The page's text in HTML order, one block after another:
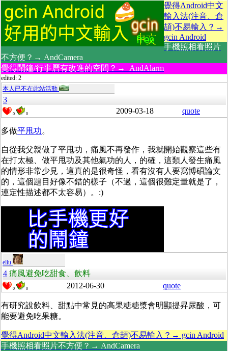
覺得Android中文
輸入法(注音、倉
頡)不易輸入？→
gcin Android
手機照相看照片
不方便？→ AndCamera
覺得鬧鐘/行事曆有改進的空間？→ AndAlarm
edited: 2
本人已不在此站活動
3
0 0 2009-03-18 quote
多做平甩功。
自從我父親做了平甩功，痛風不再發作，我就開始觀察這些有
在打太極、做平甩功及其他氣功的人，的確，這類人發生痛風
的情形非常少見，這真的是很奇怪，看有沒有人要寫博碩論文
的，這個題目好像不錯的樣子（不過，這個很難定量就是了，
連定性描述都不太容易）。:)
eliu
4 痛風避免吃甜食、飲料
0 0 2012-06-30 quote
有研究說飲料、甜點中常見的高果糖糖漿會明顯提昇尿酸，可
能要避免吃果糖。
覺得Android中文輸入法(注音、倉頡)不易輸入？→ gcin Android
手機照相看照片不方便？→ AndCamera